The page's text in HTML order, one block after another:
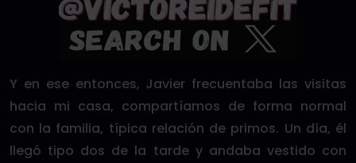
Y en ese entonces, Javier frecuentaba las visitas
hacia mi casa, compartíamos de forma normal
con la familia, típica relación de primos. Un día, él
llegó tipo dos de la tarde y andaba vestido con